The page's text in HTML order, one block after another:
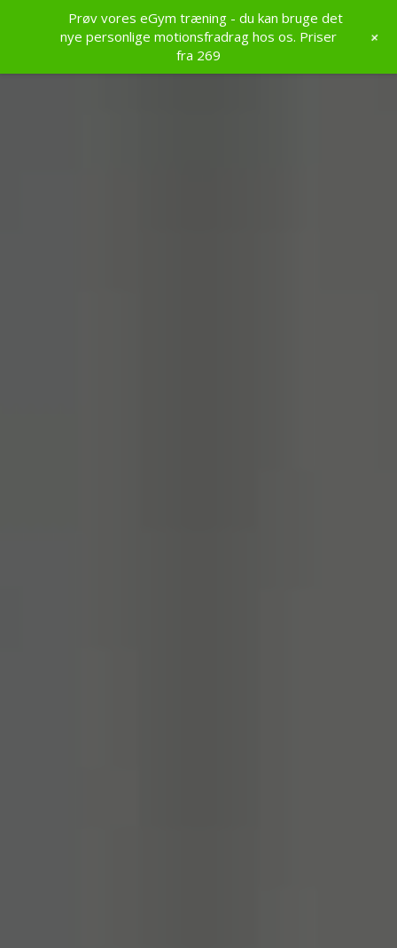
Prøv vores eGym træning - du kan bruge det
nye personlige motionsfradrag hos os. Priser
fra 269
+